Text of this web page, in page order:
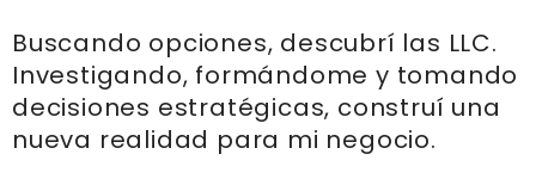
Buscando opciones, descubrí las LLC.
Investigando, formándome y tomando
decisiones estratégicas, construí una
nueva realidad para mi negocio.